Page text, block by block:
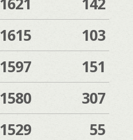
1615
103
1597
151
1580
307
1529
55